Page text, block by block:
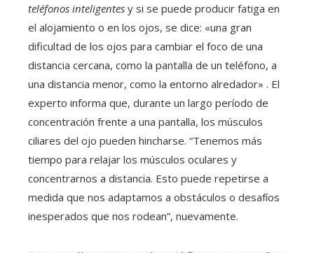
teléfonos inteligentes y si se puede producir fatiga en
el alojamiento o en los ojos, se dice: «una gran
dificultad de los ojos para cambiar el foco de una
distancia cercana, como la pantalla de un teléfono, a
una distancia menor, como la entorno alredador» . El
experto informa que, durante un largo período de
concentración frente a una pantalla, los músculos
ciliares del ojo pueden hincharse. “Tenemos más
tiempo para relajar los músculos oculares y
concentrarnos a distancia. Esto puede repetirse a
medida que nos adaptamos a obstáculos o desafíos
inesperados que nos rodean”, nuevamente.